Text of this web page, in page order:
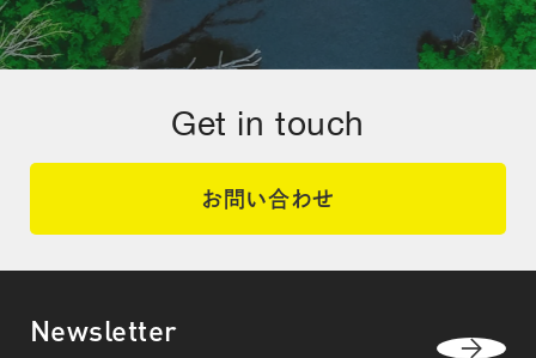
Get in touch
お問い合わせ
Newsletter